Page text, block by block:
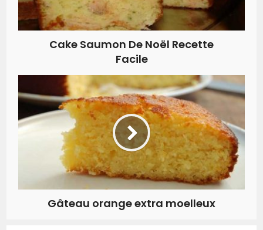
Cake Saumon De Noël Recette
Facile
Gâteau orange extra moelleux